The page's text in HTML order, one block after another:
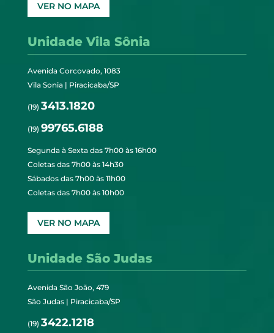
VER NO MAPA
Unidade Vila Sônia
Avenida Corcovado, 1083
Vila Sonia | Piracicaba/SP
(19) 3413.1820
(19) 99765.6188
Segunda à Sexta das 7h00 às 16h00
Coletas das 7h00 às 14h30
Sábados das 7h00 às 11h00
Coletas das 7h00 às 10h00
VER NO MAPA
Unidade São Judas
Avenida São João, 479
São Judas | Piracicaba/SP
(19) 3422.1218